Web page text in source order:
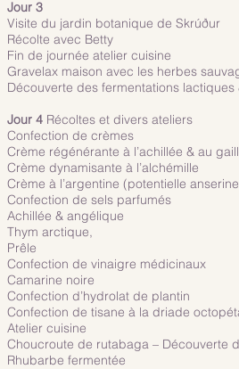
Jour 3
Visite du jardin botanique de Skrúður
Récolte avec Betty
Fin de journée atelier cuisine
Gravelax maison avec les herbes
Découverte des fermentations
Jour 4 Récoltes et divers ateliers
Confection de crèmes
Crème régénérante à l’achillée & au
Crème dynamisante à l’alchémille
Crème à l’argentine (potentielle
Confection de sels parfumés
Achillée & angélique
Thym arctique,
Prêle
Confection de vinaigre médicinaux
Camarine noire
Confection d’hydrolat de plantin
Confection de tisane à la driade
Atelier cuisine
Choucroute de rutabaga – Découverte
Rhubarbe fermentée